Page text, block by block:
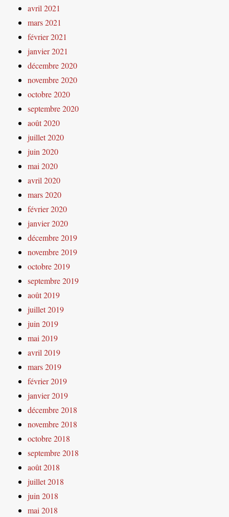
avril 2021
mars 2021
février 2021
janvier 2021
décembre 2020
novembre 2020
octobre 2020
septembre 2020
août 2020
juillet 2020
juin 2020
mai 2020
avril 2020
mars 2020
février 2020
janvier 2020
décembre 2019
novembre 2019
octobre 2019
septembre 2019
août 2019
juillet 2019
juin 2019
mai 2019
avril 2019
mars 2019
février 2019
janvier 2019
décembre 2018
novembre 2018
octobre 2018
septembre 2018
août 2018
juillet 2018
juin 2018
mai 2018